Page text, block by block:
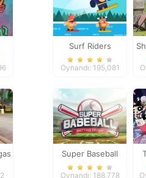
Surf Riders
Oynandı: 195,081
Super Baseball
Oynandı: 188,778